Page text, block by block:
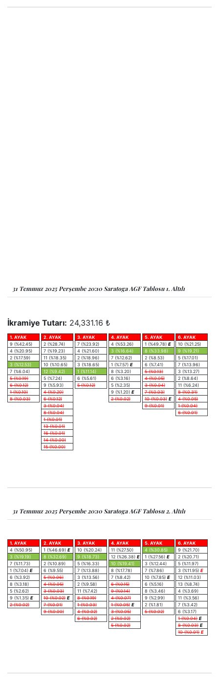
31 Temmuz 2025 Perşembe 20:10 Saratoga AGF Tablosu 1. Altılı
İkramiye Tutarı: 24,331.16 ₺
1. AYAK
9 (%42.45)
4 (%20.95)
2 (%17.59)
3 (%12.53)
7 (%6.04)
5 (%0.19)
6 (%0.12)
1 (%0.10)
8 (%0.03)
2. AYAK
2 (%28.74)
7 (%19.23)
11 (%18.35)
10 (%10.65)
12 (%9.42)
5 (%7.24)
9 (%5.93)
4 (%0.20)
6 (%0.12)
3 (%0.04)
8 (%0.04)
1 (%0.01)
13 (%0.01)
16 (%0.01)
14 (%0.00)
15 (%0.00)
3. AYAK
7 (%23.92)
4 (%21.60)
2 (%18.96)
3 (%18.65)
1 (%11.14)
6 (%5.61)
5 (%0.12)
4. AYAK
4 (%53.26)
3 (%16.64)
7 (%12.62)
1 (%7.57) E
8 (%3.20)
6 (%3.16)
5 (%2.35)
9 (%1.20) E
2 (%0.02)
5. AYAK
1 (%49.78) E
8 (%33.98)
2 (%8.53)
6 (%7.41)
5 (%0.13)
4 (%0.05)
3 (%0.04)
7 (%0.03)
10 (%0.03) E
9 (%0.01)
6. AYAK
10 (%21.25)
9 (%19.21)
5 (%17.01)
7 (%13.96)
3 (%13.27)
2 (%8.64)
11 (%6.24)
8 (%0.31)
4 (%0.05)
1 (%0.04)
6 (%0.01)
31 Temmuz 2025 Perşembe 20:10 Saratoga AGF Tablosu 2. Altılı
1. AYAK
4 (%50.95)
3 (%19.19)
7 (%11.73)
1 (%7.04) E
6 (%3.92)
8 (%3.18)
5 (%2.62)
9 (%1.35) E
2 (%0.02)
2. AYAK
1 (%46.69) E
8 (%32.69)
2 (%10.89)
6 (%9.55)
5 (%0.06)
4 (%0.05)
3 (%0.03)
10 (%0.02) E
7 (%0.01)
9 (%0.00)
3. AYAK
10 (%20.24)
9 (%18.73)
5 (%16.33)
7 (%13.88)
3 (%13.56)
2 (%9.58)
11 (%7.42)
8 (%0.19)
1 (%0.03)
4 (%0.02)
6 (%0.02)
4. AYAK
11 (%27.50)
12 (%26.38) E
10 (%19.41)
8 (%17.78)
7 (%8.42)
6 (%0.15)
9 (%0.14)
4 (%0.07)
1 (%0.05) E
3 (%0.05)
2 (%0.02)
5 (%0.02)
5. AYAK
4 (%30.85)
1 (%27.56) E
3 (%12.44)
7 (%7.86)
10 (%7.85) E
6 (%5.16)
8 (%3.46)
9 (%2.99)
2 (%1.81)
5 (%0.02)
6. AYAK
9 (%21.70)
2 (%20.71)
5 (%11.97)
3 (%11.95) E
12 (%11.03)
13 (%8.74)
4 (%3.69)
11 (%3.56)
7 (%3.42)
6 (%3.17)
1 (%0.04) E
8 (%0.03) E
10 (%0.01) E